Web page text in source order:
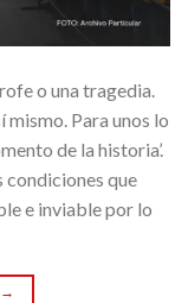
o una tragedia.
Para unos lo
de la historia’.
condiciones que
e inviable por lo
→